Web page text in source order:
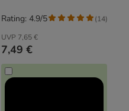
UVP 7,65 €
7,49 €
Rating: 4.9/5 (14)